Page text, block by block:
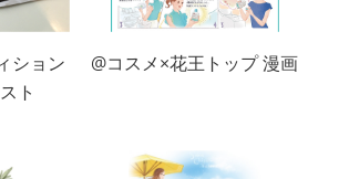
ション
ト
@コスメ×花王トップ 漫画